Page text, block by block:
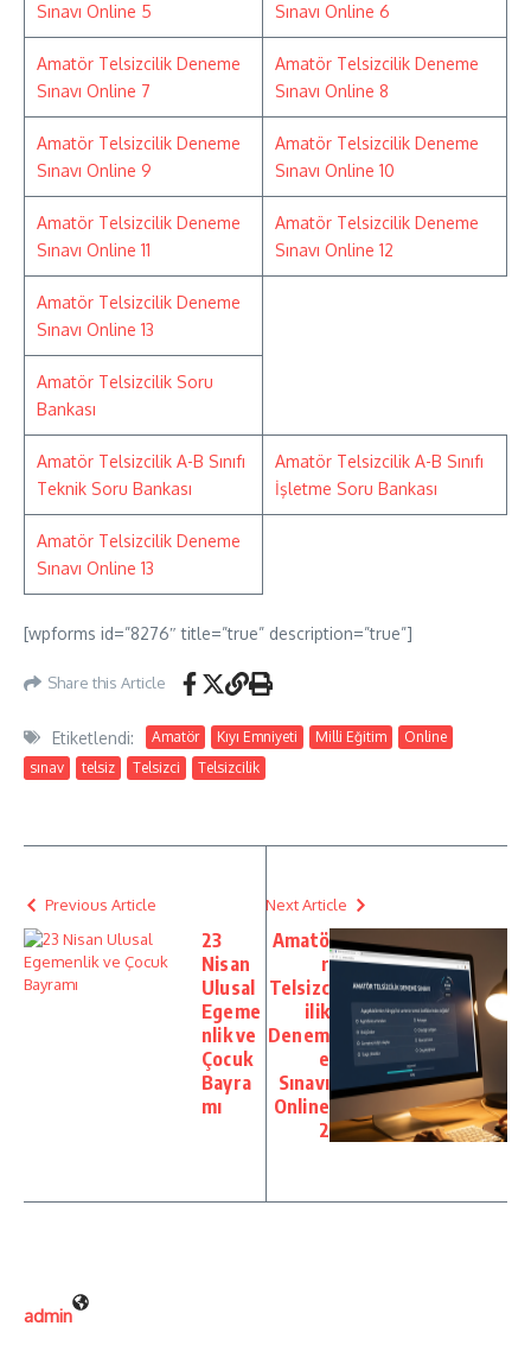
Sınavı Online 5 Sınavı Online 6
Amatör Telsizcilik Deneme
Sınavı Online 7
Amatör Telsizcilik Deneme
Sınavı Online 8
Amatör Telsizcilik Deneme
Sınavı Online 9
Amatör Telsizcilik Deneme
Sınavı Online 10
Amatör Telsizcilik Deneme
Sınavı Online 11
Amatör Telsizcilik Deneme
Sınavı Online 12
Amatör Telsizcilik Deneme
Sınavı Online 13
Amatör Telsizcilik Soru
Bankası
Amatör Telsizcilik A-B Sınıfı
Teknik Soru Bankası
Amatör Telsizcilik A-B Sınıfı
İşletme Soru Bankası
Amatör Telsizcilik Deneme
Sınavı Online 13
[wpforms id=”8276″ title=”true” description=”true”]
Share this Article
Etiketlendi: Amatör Kıyı Emniyeti Milli Eğitim
Online
sınav
telsiz Telsizci Telsizcilik
Previous Article
23
Nisan
Ulusal
Egeme
nlik ve
Çocuk
Bayra
mı
Next Article
Amatö
r
Telsizc
ilik
Denem
e
Sınavı
Online
2
admin